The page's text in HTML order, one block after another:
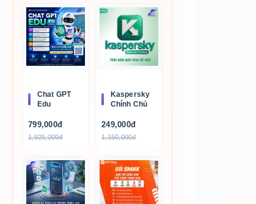
Chat GPT
Edu
799,000đ
1,925,000đ
Kaspersky
Chính Chủ
249,000đ
1,150,000đ